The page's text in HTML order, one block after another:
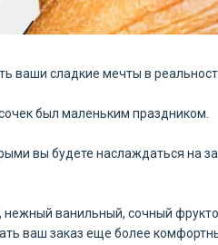
ваши сладкие мечты в
был маленьким праздником.
вы будете наслаждаться на
нежный ванильный, сочный
ваш заказ еще более